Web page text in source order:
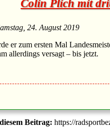
Colin Plich mit
24. August 2019
er zum ersten Mal
allerdings versagt – bis jetzt.
Beitrag: https://